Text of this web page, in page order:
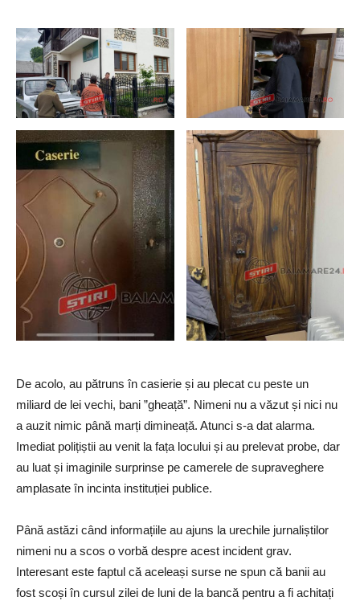
De acolo, au pătruns în casierie și au plecat cu peste un
miliard de lei vechi, bani ”gheață”. Nimeni nu a văzut și nici nu
a auzit nimic până marți dimineață. Atunci s-a dat alarma.
Imediat polițiștii au venit la fața locului și au prelevat probe, dar
au luat și imaginile surprinse pe camerele de supraveghere
amplasate în incinta instituției publice.
Până astăzi când informațiile au ajuns la urechile jurnaliștilor
nimeni nu a scos o vorbă despre acest incident grav.
Interesant este faptul că aceleași surse ne spun că banii au
fost scoși în cursul zilei de luni de la bancă pentru a fi achitați